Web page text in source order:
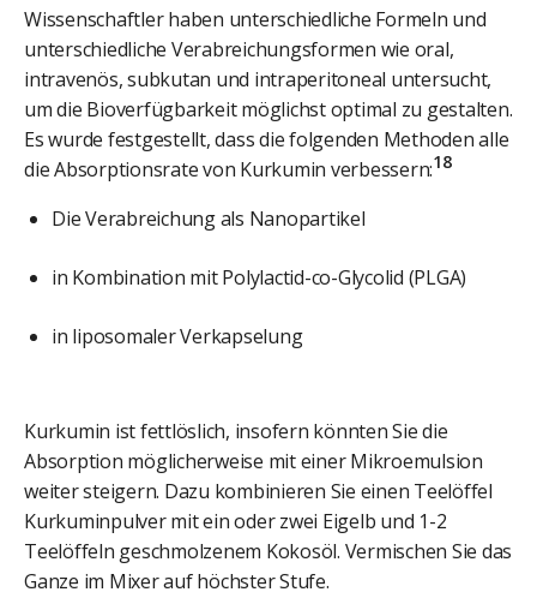
Wissenschaftler haben unterschiedliche Formeln und
unterschiedliche Verabreichungsformen wie oral,
intravenös, subkutan und intraperitoneal untersucht,
um die Bioverfügbarkeit möglichst optimal zu gestalten.
Es wurde festgestellt, dass die folgenden Methoden alle
die Absorptionsrate von Kurkumin verbessern:18
Die Verabreichung als Nanopartikel
in Kombination mit Polylactid-co-Glycolid (PLGA)
in liposomaler Verkapselung
Kurkumin ist fettlöslich, insofern könnten Sie die
Absorption möglicherweise mit einer Mikroemulsion
weiter steigern. Dazu kombinieren Sie einen Teelöffel
Kurkuminpulver mit ein oder zwei Eigelb und 1-2
Teelöffeln geschmolzenem Kokosöl. Vermischen Sie das
Ganze im Mixer auf höchster Stufe.